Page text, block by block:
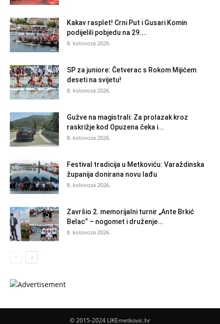
Kakav rasplet! Crni Put i Gusari Komin
podijelili pobjedu na 29....
8. kolovoza 2026.
SP za juniore: Četverac s Rokom Mijićem
deseti na svijetu!
8. kolovoza 2026.
Gužve na magistrali: Za prolazak kroz
raskrižje kod Opuzena čeka i...
8. kolovoza 2026.
Festival tradicija u Metkoviću: Varaždinska
županija donirana novu lađu
8. kolovoza 2026.
Završio 2. memorijalni turnir „Ante Brkić
Belac“ – nogomet i druženje...
8. kolovoza 2026.
© 2015-2024 LIKEmetkovic.hr